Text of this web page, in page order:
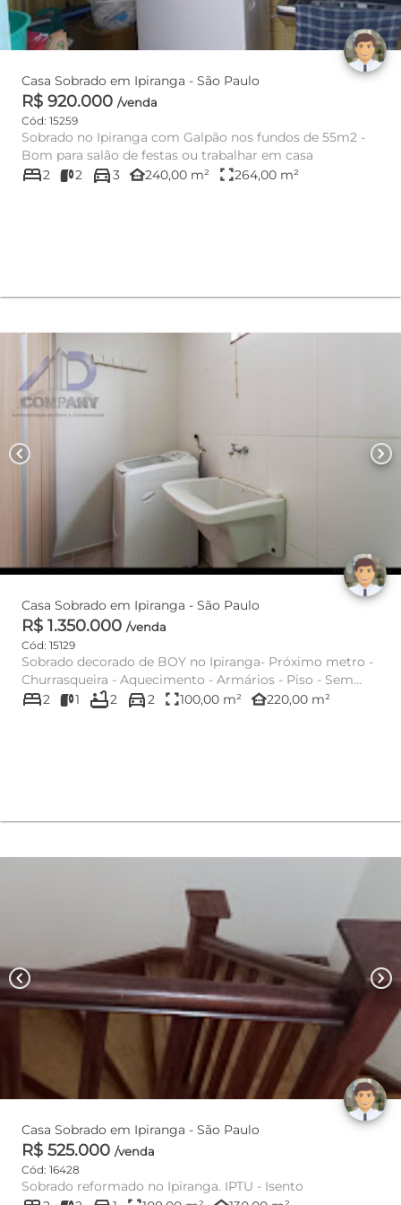
Casa Sobrado em Ipiranga - São Paulo
R$ 920.000 /venda
Cód: 15259
Sobrado no Ipiranga com Galpão nos fundos de 55m2 -
Bom para salão de festas ou trabalhar em casa
bed2 2 directions_car3 other_houses240,00 m² fullscreen264,00 m²
chevron_left chevron_right
Casa Sobrado em Ipiranga - São Paulo
R$ 1.350.000 /venda
Cód: 15129
Sobrado decorado de BOY no Ipiranga- Próximo metro -
Churrasqueira - Aquecimento - Armários - Piso - Sem
igual na região...
bed2 1 bathtub2 directions_car2 fullscreen100,00 m² other_houses220,00 m²
chevron_left chevron_right
Casa Sobrado em Ipiranga - São Paulo
R$ 525.000 /venda
Cód: 16428
Sobrado reformado no Ipiranga. IPTU - Isento